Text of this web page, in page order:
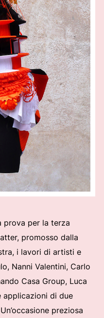
prova per la terza
promosso dalla
i lavori di artisti e
Nanni Valentini, Carlo
Casa Group, Luca
applicazioni di due
preziosa